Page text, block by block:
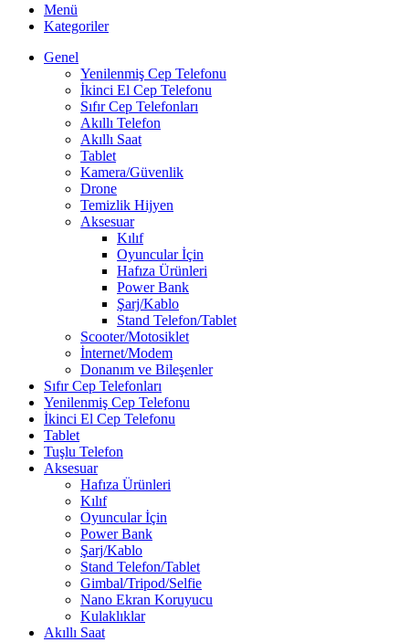
Menü
Kategoriler
Genel
Yenilenmiş Cep Telefonu
İkinci El Cep Telefonu
Sıfır Cep Telefonları
Akıllı Telefon
Akıllı Saat
Tablet
Kamera/Güvenlik
Drone
Temizlik Hijyen
Aksesuar
Kılıf
Oyuncular İçin
Hafıza Ürünleri
Power Bank
Şarj/Kablo
Stand Telefon/Tablet
Scooter/Motosiklet
İnternet/Modem
Donanım ve Bileşenler
Sıfır Cep Telefonları
Yenilenmiş Cep Telefonu
İkinci El Cep Telefonu
Tablet
Tuşlu Telefon
Aksesuar
Hafıza Ürünleri
Kılıf
Oyuncular İçin
Power Bank
Şarj/Kablo
Stand Telefon/Tablet
Gimbal/Tripod/Selfie
Nano Ekran Koruyucu
Kulaklıklar
Akıllı Saat